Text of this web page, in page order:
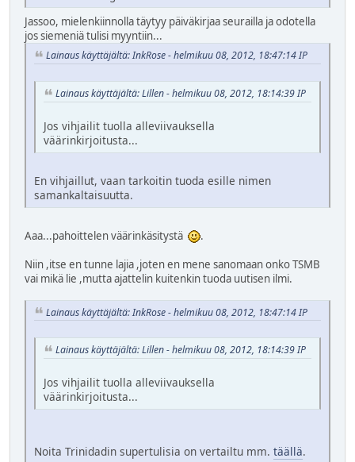
Jassoo, mielenkiinnolla täytyy päiväkirjaa seurailla ja odotella
jos siemeniä tulisi myyntiin...
Lainaus käyttäjältä: InkRose - helmikuu 08, 2012, 18:47:14 IP
Lainaus käyttäjältä: Lillen - helmikuu 08, 2012, 18:14:39 IP
Jos vihjailit tuolla alleviivauksella
väärinkirjoitusta...
En vihjaillut, vaan tarkoitin tuoda esille nimen
samankaltaisuutta.
Aaa...pahoittelen väärinkäsitystä
.
Niin ,itse en tunne lajia ,joten en mene sanomaan onko TSMB
vai mikä lie ,mutta ajattelin kuitenkin tuoda uutisen ilmi.
Lainaus käyttäjältä: InkRose - helmikuu 08, 2012, 18:47:14 IP
Lainaus käyttäjältä: Lillen - helmikuu 08, 2012, 18:14:39 IP
Jos vihjailit tuolla alleviivauksella
väärinkirjoitusta...
Noita Trinidadin supertulisia on vertailtu mm. täällä.